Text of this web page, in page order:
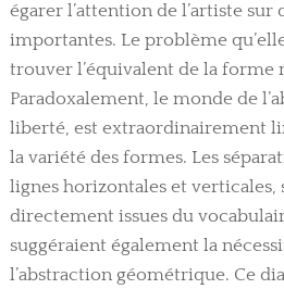
égarer l’attention de l’artiste sur
importantes. Le problème
trouver l’équivalent de la forme
Paradoxalement, le monde de
liberté, est extraordinairement
la variété des formes. Les
lignes horizontales et verticales,
directement issues du
suggéraient également la
l’abstraction géométrique. Ce